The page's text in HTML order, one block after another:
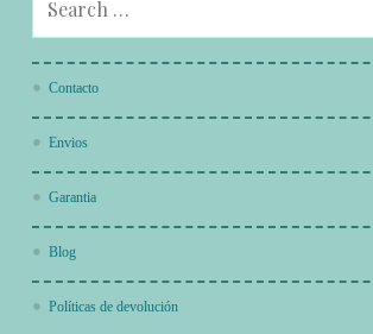
Contacto
Envios
Garantia
Blog
Políticas de devolución